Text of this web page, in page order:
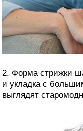
2. Форма стрижки
и укладка с
выглядят